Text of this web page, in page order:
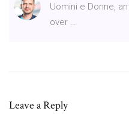
Uomini e Donne,
over …
Leave a Reply